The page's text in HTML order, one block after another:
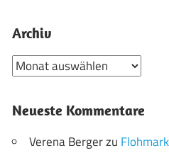
Archiv
Archiv
Neueste Kommentare
Verena Bergerzu